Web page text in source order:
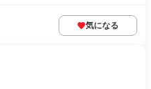
気になる